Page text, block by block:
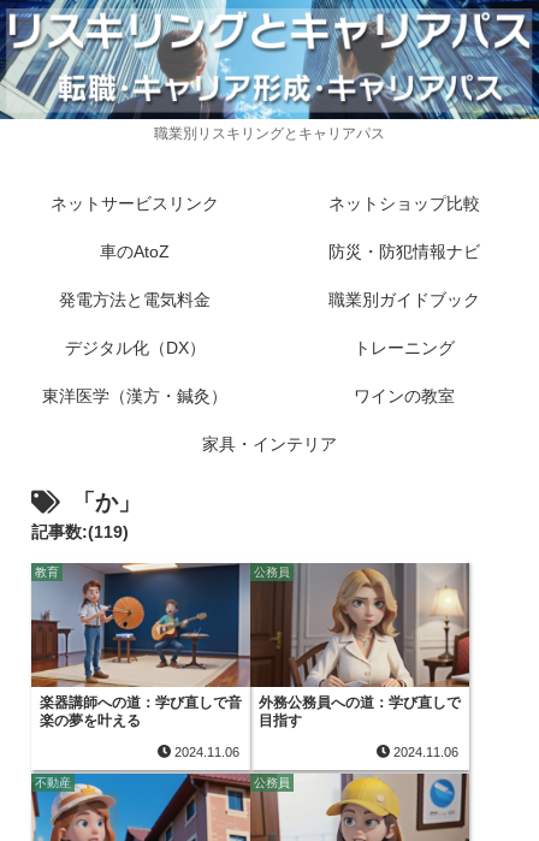
職業別リスキリングとキャリアパス
ネットサービスリンク ネットショップ比較
車のAtoZ 防災・防犯情報ナビ
発電方法と電気料金 職業別ガイドブック
デジタル化（DX） トレーニング
東洋医学（漢方・鍼灸） ワインの教室
家具・インテリア
「か」
記事数:(119)
教育
楽器講師への道：学び直しで音
楽の夢を叶える
2024.11.06
公務員
外務公務員への道：学び直しで
目指す
2024.11.06
不動産 公務員